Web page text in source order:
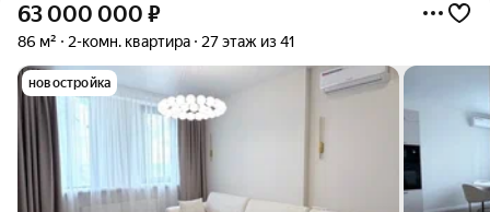
63 000 000 ₽
86 м² 2-комн. квартира 27 этаж из 41
новостройка